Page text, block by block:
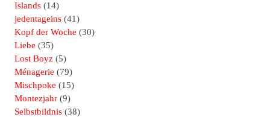
Islands (14)
jedentageins (41)
Kopf der Woche (30)
Liebe (35)
Lost Boyz (5)
Ménagerie (79)
Mischpoke (15)
Montezjahr (9)
Selbstbildnis (38)